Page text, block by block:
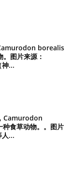
borealis
图片来源：
...
Camurodon
食草动物。。图片
...